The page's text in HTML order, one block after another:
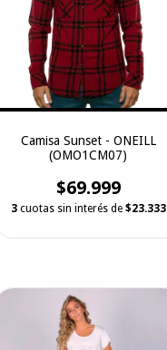
Camisa Sunset - ONEILL
(OMO1CM07)
$69.999
3 cuotas sin interés de $23.333